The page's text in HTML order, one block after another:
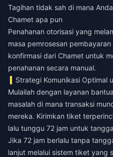
Tagihan tidak sah di mana
Chamet apa pun
Penahanan otorisasi yang
masa pemrosesan
konfirmasi dari Chamet untuk
penahanan secara manual.
Strategi Komunikasi Optimal
Mulailah dengan layanan
masalah di mana transaksi
mereka. Kirimkan tiket
lalu tunggu 72 jam untuk
Jika 72 jam berlalu tanpa
lanjut melalui sistem tiket yang